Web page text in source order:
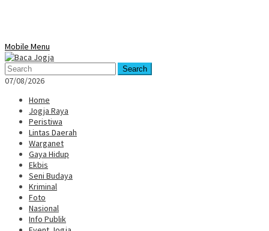
Mobile Menu
Search
07/08/2026
Home
Jogja Raya
Peristiwa
Lintas Daerah
Warganet
Gaya Hidup
Ekbis
Seni Budaya
Kriminal
Foto
Nasional
Info Publik